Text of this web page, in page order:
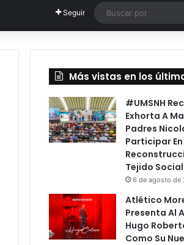
Seguir
Más vistas en los
#UMSNH
Exhorta A
Padres
Participar En
Tejido Social
6 de agosto de
Atlético
Presenta Al
Hugo
Como Su